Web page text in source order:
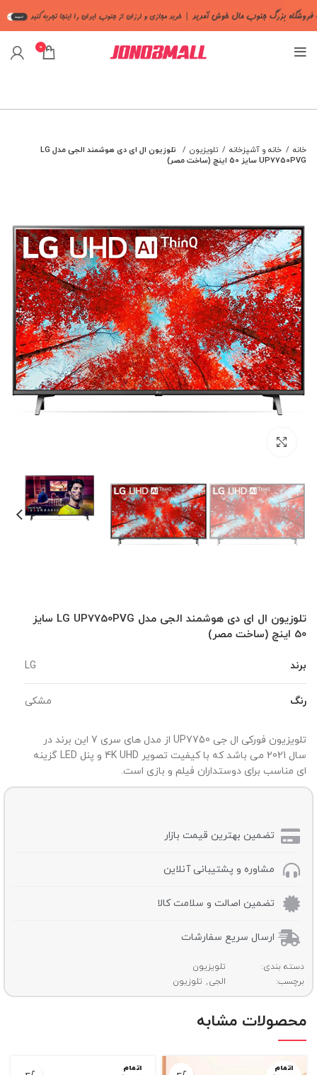
0
خانه خانه و آشپزخانه تلویزیون
تلوزیون ال ای دی هوشمند الجی مدل LG
UP7750PVG سایز 50 اینچ (ساخت مصر)
تلوزیون ال ای دی هوشمند الجی مدل LG UP7750PVG سایز
50 اینچ (ساخت مصر)
برند LG
رنگ مشکی
تلویزیون فورکی ال جی UP7750 از مدل های سری 7 این برند در
سال 2021 می باشد که با کیفیت تصویر 4K UHD و پنل LED گزینه
ای مناسب برای دوستداران فیلم و بازی است.
تضمین بهترین قیمت بازار
مشاوره و پشتیبانی آنلاین
تضمین اصالت و سلامت کالا
ارسال سریع سفارشات
دسته بندی:
تلویزیون
برچسب:
الجی, تلوزیون
محصولات مشابه
اتمام
اتمام